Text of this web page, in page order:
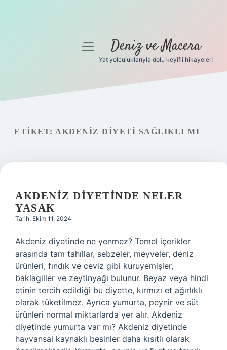
Gizlilik Politikası
menüyüDeniz ve Macera
Yat yolculuklarıyla dolu keyifli hikayeler!
ETIKET: AKDENIZ DIYETI SAĞLIKLI MI
AKDENIZ DIYETINDE NELER
YASAK
Tarih: Ekim 11, 2024
Akdeniz diyetinde ne yenmez? Temel içerikler
arasında tam tahıllar, sebzeler, meyveler, deniz
ürünleri, fındık ve ceviz gibi kuruyemişler,
baklagiller ve zeytinyağı bulunur. Beyaz veya hindi
etinin tercih edildiği bu diyette, kırmızı et ağırlıklı
olarak tüketilmez. Ayrıca yumurta, peynir ve süt
ürünleri normal miktarlarda yer alır. Akdeniz
diyetinde yumurta var mı? Akdeniz diyetinde
hayvansal kaynaklı besinler daha kısıtlı olarak